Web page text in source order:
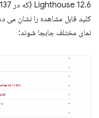
کلید قابل مشاهده را نشان می
نمای مختلف جابجا شوند: